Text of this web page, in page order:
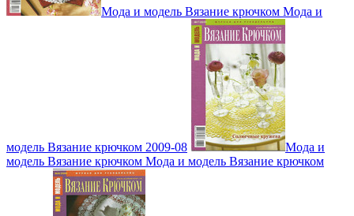
Мода и модель Вязание крючком Мода и
модель Вязание крючком 2009-08
Мода и
модель Вязание крючком Мода и модель Вязание крючком